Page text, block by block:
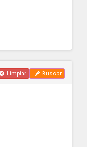
Buscar
Limpiar